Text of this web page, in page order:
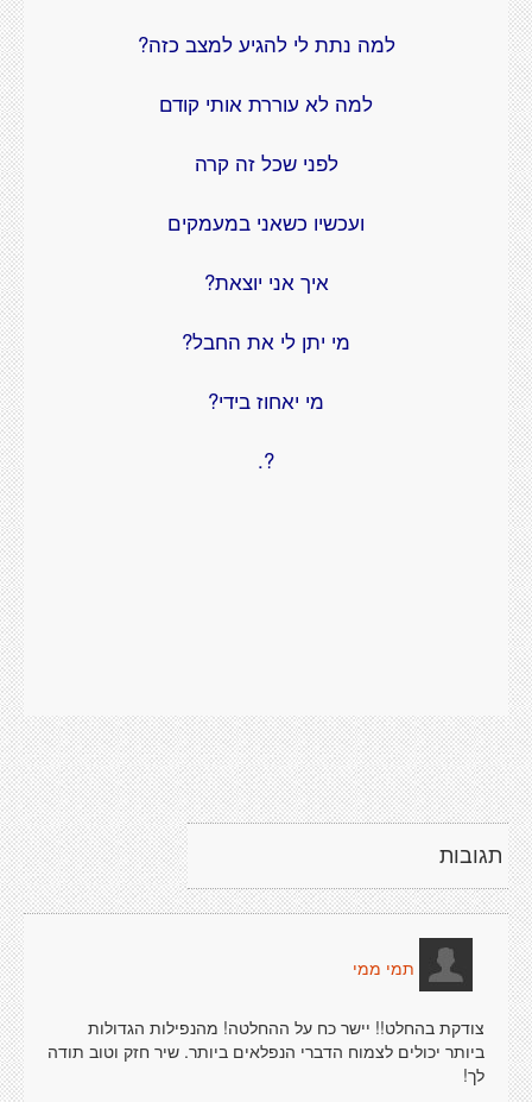
למה נתת לי להגיע למצב כזה?
למה לא עוררת אותי קודם
לפני שכל זה קרה
ועכשיו כשאני במעמקים
איך אני יוצאת?
מי יתן לי את החבל?
מי יאחוז בידי?
?.
תגובות
תמי ממי
צודקת בהחלט!! יישר כח על ההחלטה! מהנפילות הגדולות
ביותר יכולים לצמוח הדברי הנפלאים ביותר. שיר חזק וטוב תודה
לך!